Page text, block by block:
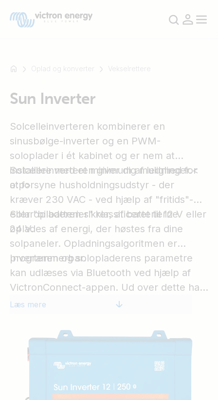
SmartSolar
Multiplus-
Orion
XS
SmartShunt
Oplad og konverter Vekselrettere
Sun Inverter
Solcelleinverteren kombinerer en
sinusbølge-inverter og en PWM-
soloplader i ét kabinet og er nem at
installere med et minimum af ledninger.<
o:p>
Solcelleinverteren giver dig mulighed for
at forsyne husholdningsudstyr - der
kræver 230 VAC - ved hjælp af "fritids"-
eller "bilbatterier" klassificeret til 12 V eller
24 V.
Solaropladeren sikrer, at batterierne
oplades af energi, der høstes fra dine
solpaneler. Opladningsalgoritmen er
programmerbar.
Inverteren og solopladerens parametre
kan udlæses via Bluetooth ved hjælp af
VictronConnect-appen. Ud over dette har
solcelleinverteren en VE.Direct-port til
520 til systemovervågning.
Læs mere